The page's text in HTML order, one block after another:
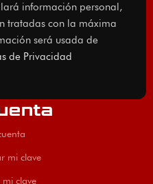
información personal,
tratadas con la máxima
será usada de
de Privacidad
mi clave
clave